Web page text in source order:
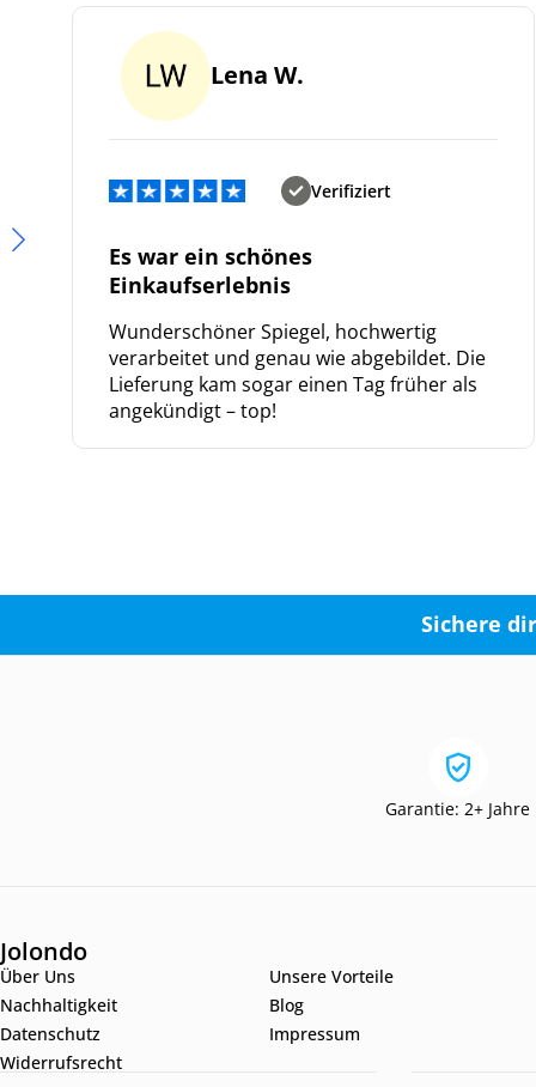
Lena W.
Verifiziert
Es war ein schönes
Einkaufserlebnis
Wunderschöner Spiegel, hochwertig
verarbeitet und genau wie abgebildet. Die
Lieferung kam sogar einen Tag früher als
angekündigt – top!
Sichere
Garantie: 2+ Jahre
Jolondo
Über Uns
Unsere Vorteile
Nachhaltigkeit
Blog
Datenschutz
Impressum
Widerrufsrecht